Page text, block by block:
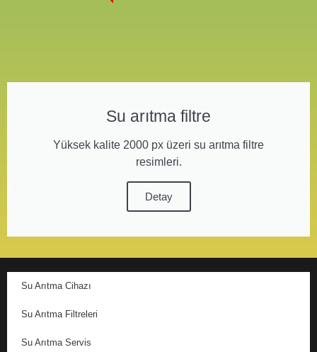
Su arıtma filtre
Yüksek kalite 2000 px üzeri su arıtma filtre
resimleri.
Detay
Su Arıtma Cihazı
Su Arıtma Filtreleri
Su Arıtma Servis